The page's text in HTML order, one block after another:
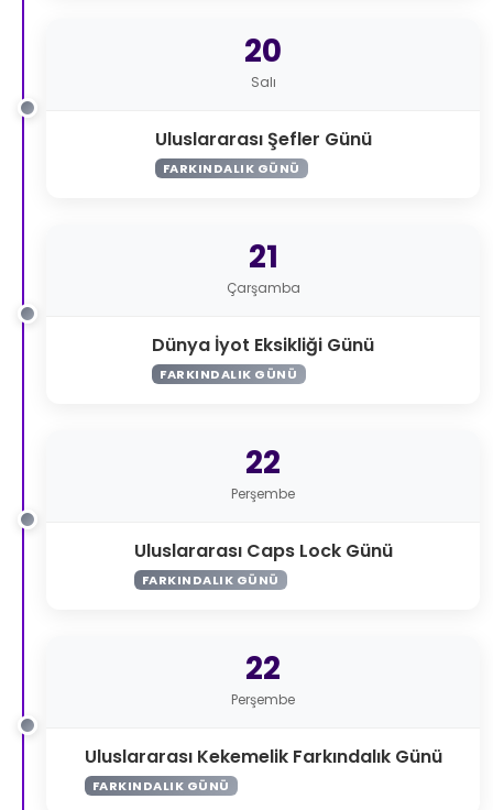
20
Salı
Uluslararası Şefler Günü
FARKINDALIK GÜNÜ
21
Çarşamba
Dünya İyot Eksikliği Günü
FARKINDALIK GÜNÜ
22
Perşembe
Uluslararası Caps Lock Günü
FARKINDALIK GÜNÜ
22
Perşembe
Uluslararası Kekemelik Farkındalık Günü
FARKINDALIK GÜNÜ